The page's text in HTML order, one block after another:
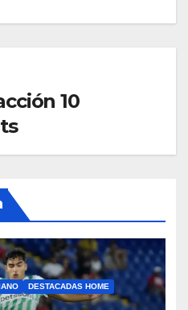
10
DESTACADAS HOME